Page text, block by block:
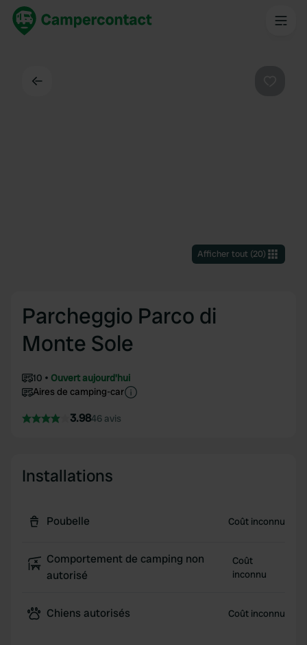
Afficher tout(20)
Parcheggio Parco di
Monte Sole
10
Ouvert aujourd'hui
Aires de camping-car
3.9846 avis
Installations
Poubelle Coût inconnu
Comportement de camping non
autorisé
Coût
inconnu
Chiens autorisés Coût inconnu